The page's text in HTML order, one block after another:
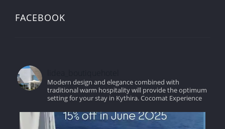
FACEBOOK
Modern design and elegance combined with
traditional warm hospitality will provide the optimum
setting for your stay in Kythira.Cocomat Experience